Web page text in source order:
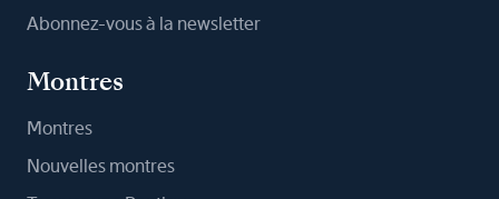
Abonnez-vous à la newsletter
Montres
Montres
Nouvelles montres